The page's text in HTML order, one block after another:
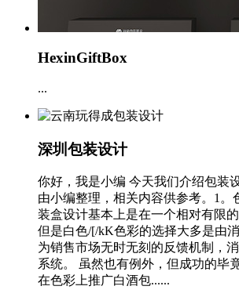
HexinGiftBox
...
深圳包装设计
你好，我是小编 今天我们介绍包装
由小编整理，相关内容供参考。1。
装盒设计基本上是在一个相对有限
但是白色/[/kK色彩的选择大多是由
为销售市场无时无刻的反馈机制，
系统。 虽然也有例外，但成功的毕
在色彩上推广白酒包......